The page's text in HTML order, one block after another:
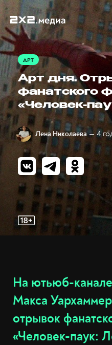
АРТ
Арт дня.
фанатского
«Человек-
Лена Николаева — 4
На ютьюб-
Макса
отрывок
«Человек-паук: